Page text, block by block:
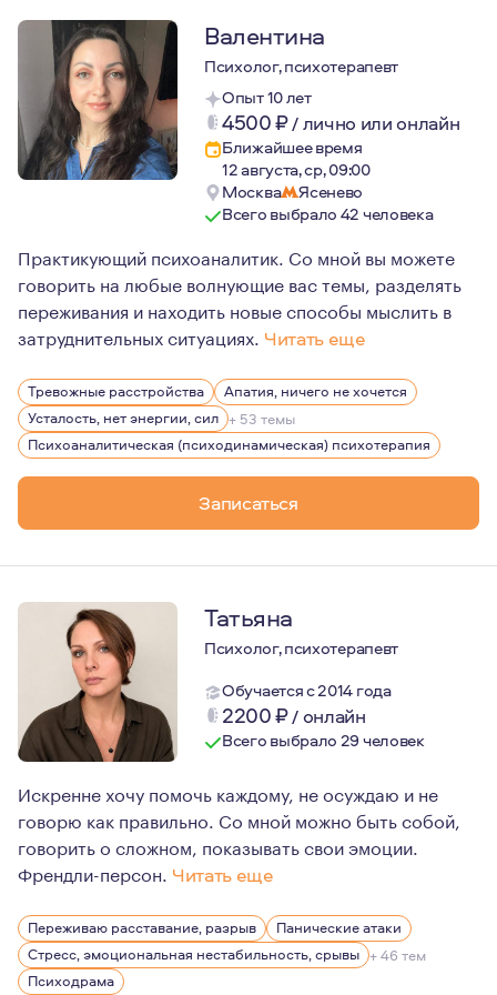
Валентина
Психолог, психотерапевт
Опыт 10 лет
4500₽/лично или онлайн
Ближайшее время
12 августа, ср, 09:00
Москва
Ясенево
Всего выбрало 42 человека
Практикующий психоаналитик. Со мной вы можете
говорить на любые волнующие вас темы, разделять
переживания и находить новые способы мыслить в
затруднительных ситуациях. Читать еще
Психоанализ - удивительный путь по знакомству с
Тревожные расстройства
Апатия, ничего не хочется
Усталость, нет энергии, сил + 53 темы
Психоаналитическая (психодинамическая) психотерапия
Записаться
Татьяна
Психолог, психотерапевт
Обучается с 2014 года
2200₽/ онлайн
Всего выбрало 29 человек
Искренне хочу помочь каждому, не осуждаю и не
говорю как правильно. Со мной можно быть собой,
говорить о сложном, показывать свои эмоции.
Френдли-персон. Читать еще
4года живу на Кипре знаю все о сложностях релокации.
Психотерапия для меня это инструмент,
Я не смогу вас научить жить, но я могу вам помочь
Переживаю расставание, разрыв
Панические атаки
Стресс, эмоциональная нестабильность, срывы + 46 тем
Психодрама